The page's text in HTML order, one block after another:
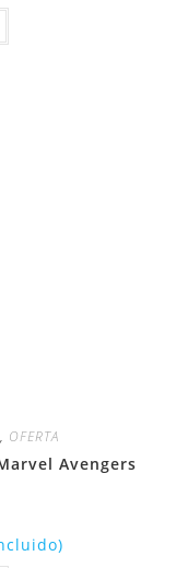
, OFERTA
Avengers